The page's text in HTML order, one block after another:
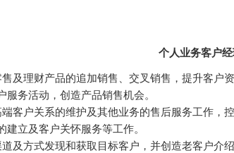
个人业务客户
及理财产品的追加销售、交叉销售，提升客户
务活动，创造产品销售机会。
客户关系的维护及其他业务的售后服务工作，
立及客户关怀服务等工作。
及方式发现和获取目标客户，并创造老客户介绍